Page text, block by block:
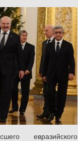
евразийского